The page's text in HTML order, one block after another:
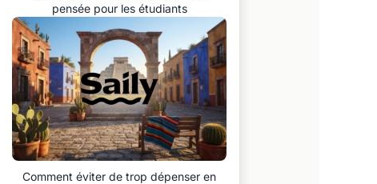
pensée pour les étudiants
Comment éviter de trop dépenser en